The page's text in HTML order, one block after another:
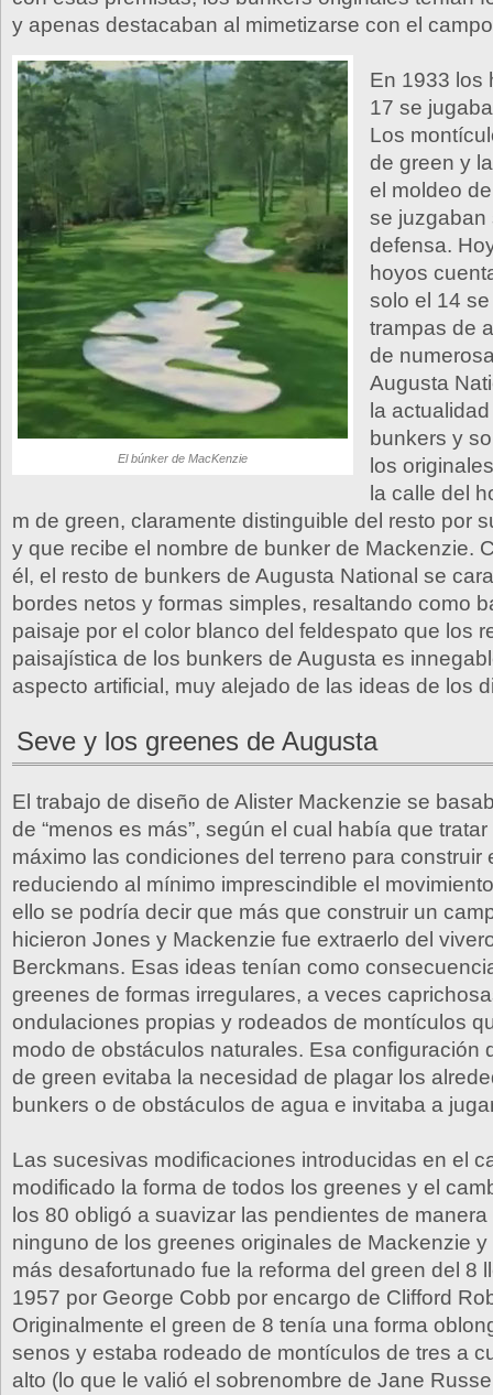
y apenas destacaban al mimetizarse con el
El búnker de MacKenzie
En 1933 los
17 se
Los
de green y
el moldeo
se juzgaban
defensa.
hoyos
solo el 14
trampas de
de
Augusta
la
bunkers y
los
la calle del
m de green, claramente distinguible del resto por
y que recibe el nombre de bunker de Mackenzie.
él, el resto de bunkers de Augusta National se
bordes netos y formas simples, resaltando como
paisaje por el color blanco del feldespato que los
paisajística de los bunkers de Augusta es
aspecto artificial, muy alejado de las ideas de los
Seve y los greenes de Augusta
El trabajo de diseño de Alister Mackenzie se
de “menos es más”, según el cual había que
máximo las condiciones del terreno para construir
reduciendo al mínimo imprescindible el
ello se podría decir que más que construir un
hicieron Jones y Mackenzie fue extraerlo del
Berckmans. Esas ideas tenían como
greenes de formas irregulares, a veces
ondulaciones propias y rodeados de montículos
modo de obstáculos naturales. Esa configuración
de green evitaba la necesidad de plagar los
bunkers o de obstáculos de agua e invitaba a
Las sucesivas modificaciones introducidas en el
modificado la forma de todos los greenes y el
los 80 obligó a suavizar las pendientes de
ninguno de los greenes originales de Mackenzie
más desafortunado fue la reforma del green del 8
1957 por George Cobb por encargo de Clifford
Originalmente el green de 8 tenía una forma
senos y estaba rodeado de montículos de tres a
alto (lo que le valió el sobrenombre de Jane